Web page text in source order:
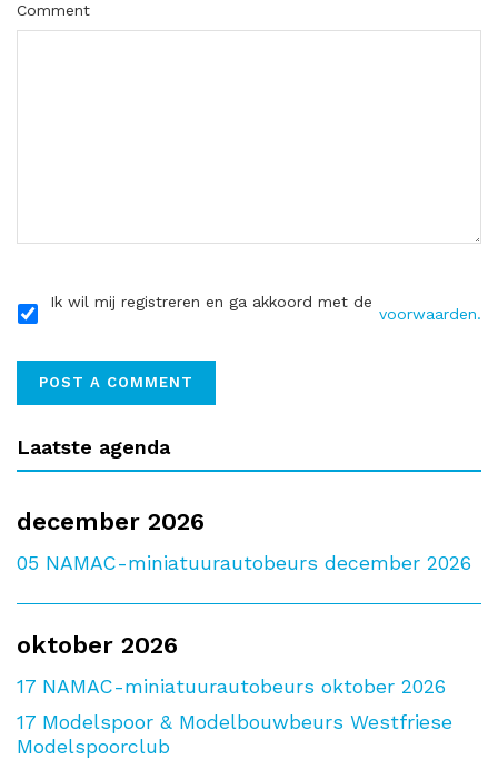
Comment
Ik wil mij registreren en ga akkoord met de
voorwaarden.
Laatste agenda
december 2026
05 NAMAC-miniatuurautobeurs december 2026
oktober 2026
17 NAMAC-miniatuurautobeurs oktober 2026
17 Modelspoor & Modelbouwbeurs Westfriese
Modelspoorclub